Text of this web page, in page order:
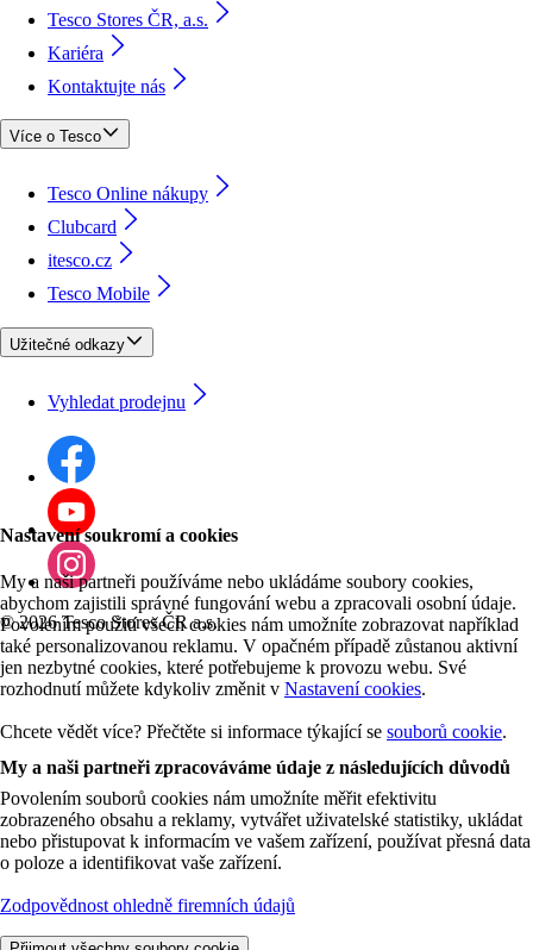
Nastavení soukromí a cookies
My a naši partneři používáme nebo ukládáme soubory cookies,
abychom zajistili správné fungování webu a zpracovali osobní údaje.
Povolením použití všech cookies nám umožníte zobrazovat například
také personalizovanou reklamu. V opačném případě zůstanou aktivní
jen nezbytné cookies, které potřebujeme k provozu webu. Své
rozhodnutí můžete kdykoliv změnit v Nastavení cookies.
Chcete vědět více? Přečtěte si informace týkající se souborů cookie.
My a naši partneři zpracováváme údaje z následujících důvodů
Povolením souborů cookies nám umožníte měřit efektivitu
zobrazeného obsahu a reklamy, vytvářet uživatelské statistiky, ukládat
nebo přistupovat k informacím ve vašem zařízení, používat přesná data
o poloze a identifikovat vaše zařízení.
Zodpovědnost ohledně firemních údajů
Tesco Stores ČR, a.s.
Kariéra
Kontaktujte nás
Více o Tesco
Tesco Online nákupy
Clubcard
itesco.cz
Tesco Mobile
Užitečné odkazy
Vyhledat prodejnu
©2026 Tesco Stores ČR a.s.